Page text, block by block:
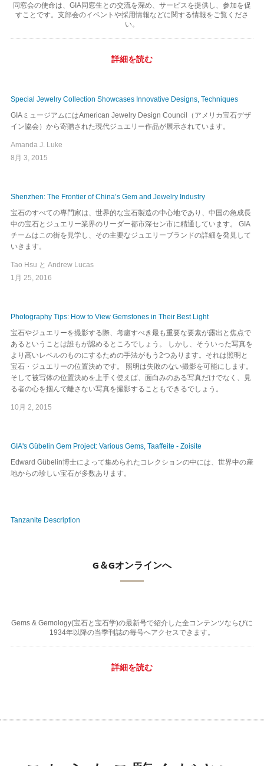
同窓会の使命は、GIA同窓生との交流を深め、サービスを提供し、参加を促
すことです。支部会のイベントや採用情報などに関する情報をご覧くださ
い。
詳細を読む
Special Jewelry Collection Showcases Innovative Designs, Techniques
GIAミュージアムにはAmerican Jewelry Design Council（アメリカ宝石デザ
イン協会）から寄贈された現代ジュエリー作品が展示されています。
Amanda J. Luke
8月 3, 2015
Shenzhen: The Frontier of China’s Gem and Jewelry Industry
宝石のすべての専門家は、世界的な宝石製造の中心地であり、中国の急成長
中の宝石とジュエリー業界のリーダー都市深セン市に精通しています。 GIA
チームはこの街を見学し、その主要なジュエリーブランドの詳細を発見して
いきます。
Tao Hsu と Andrew Lucas
1月 25, 2016
Photography Tips: How to View Gemstones in Their Best Light
宝石やジュエリーを撮影する際、考慮すべき最も重要な要素が露出と焦点で
あるということは誰もが認めるところでしょう。 しかし、そういった写真を
より高いレベルのものにするための手法がもう2つあります。それは照明と
宝石・ジュエリーの位置決めです。 照明は失敗のない撮影を可能にします。
そして被写体の位置決めを上手く使えば、面白みのある写真だけでなく、見
る者の心を掴んで離さない写真を撮影することもできるでしょう。
10月 2, 2015
GIA's Gübelin Gem Project: Various Gems, Taaffeite - Zoisite
Edward Gübelin博士によって集められたコレクションの中には、世界中の産
地からの珍しい宝石が多数あります。
Tanzanite Description
G＆Gオンラインへ
Gems & Gemology(宝石と宝石学)の最新号で紹介した全コンテンツならびに
1934年以降の当季刊誌の毎号へアクセスできます。
詳細を読む